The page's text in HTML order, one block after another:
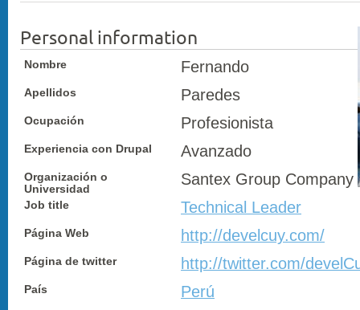
Personal information
Nombre Fernando
Apellidos Paredes
Ocupación Profesionista
Experiencia con Drupal Avanzado
Organización o
Universidad
Santex Group Company
Job title Technical Leader
Página Web http://develcuy.com/
Página de twitter http://twitter.com/
País Perú